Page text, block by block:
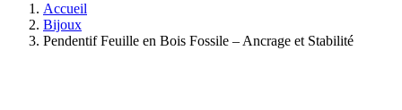
Accueil
Bijoux
Pendentif Feuille en Bois Fossile – Ancrage et Stabilité